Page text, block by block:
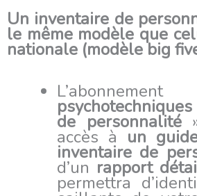
Un inventaire de
le même modèle que
nationale (modèle big
de personnalité»
accès à un
inventaire de
d’un rapport
permettra